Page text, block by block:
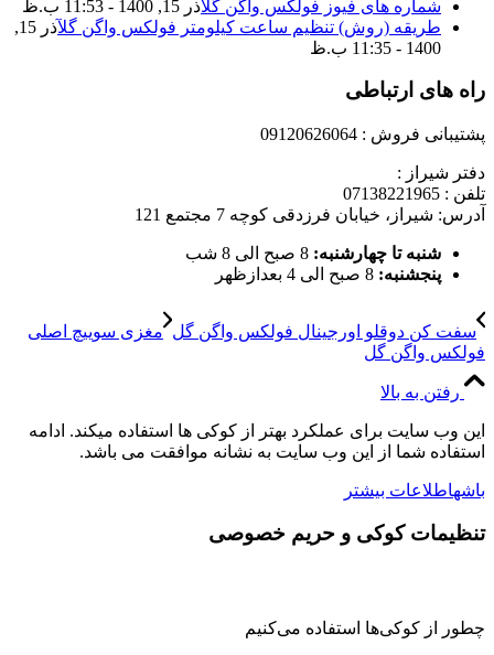
شماره های فیوز فولکس واگن گلآذر 15, 1400 - 11:53 ب.ظ
طریقه (روش) تنظیم ساعت کیلومتر فولکس واگن گل
آذر 15,
1400 - 11:35 ب.ظ
راه های ارتباطی
پشتیبانی فروش : 09120626064
دفتر شیراز :
تلفن : 07138221965
آدرس: شیراز، خیابان فرزدقی کوچه 7 مجتمع 121
شنبه تا چهارشنبه: 8 صبح الی 8 شب
پنجشنبه: 8 صبح الی 4 بعدازظهر
سفت کن دوقلو اورجینال فولکس واگن گل مغزی سوییچ اصلی
فولکس واگن گل
رفتن به بالا
این وب سایت برای عملکرد بهتر از کوکی ها استفاده میکند. ادامه
استفاده شما از این وب سایت به نشانه موافقت می باشد.
باشهاطلاعات بیشتر
تنظیمات کوکی و حریم خصوصی
چطور از کوکی‌ها استفاده می‌کنیم